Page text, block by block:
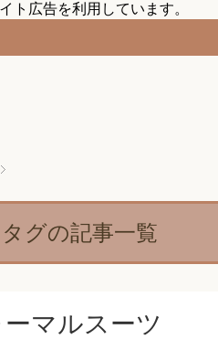
ト広告を利用しています。
タグの記事一覧
マルスーツ